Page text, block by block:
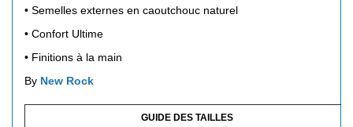
• Semelles externes en caoutchouc naturel
• Confort Ultime
• Finitions à la main
By New Rock
GUIDE DES TAILLES